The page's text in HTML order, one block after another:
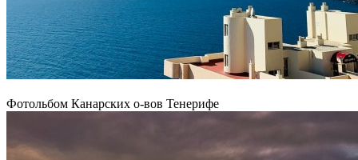
Фотольбом Канарских о-вов Тенерифе